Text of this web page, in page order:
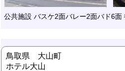
公共施設 バスケ2面バレー2面バド6面
鳥取県 大山町
ホテル大山